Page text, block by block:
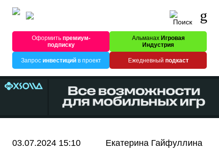
Оформитьпремиум-
подписку
Альманах Игровая
Индустрия
Запрос инвестицийв проект Ежедневный подкаст
03.07.2024 15:10 Екатерина Гайфуллина